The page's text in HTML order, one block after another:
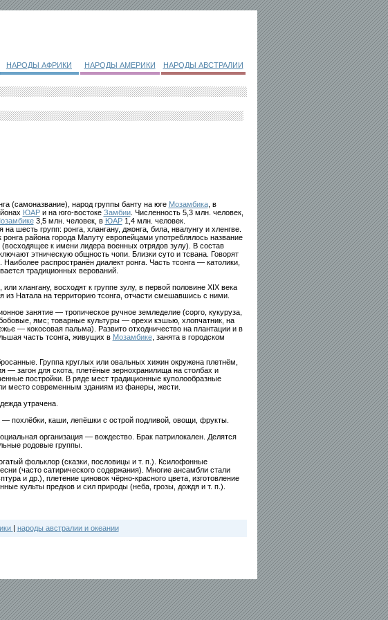
НАРОДЫ АФРИКИ НАРОДЫ АМЕРИКИ НАРОДЫ АВСТРАЛИИ
(самоназвание), народ группы банту на юге Мозамбика, в
ЮАРи на юго-востоке Замбии. Численность 5,3 млн. человек,
3,5 млн. человек, в ЮАР1,4 млн. человек.
на шесть групп: ронга, хлангану, джонга, била, нвалунгу и хленгве.
района города Мапуту европейцами употреблялось название
(восходящее к имени лидера военных отрядов зулу). В состав
этническую общность чопи. Близки суто и тсвана. Говорят
Наиболее распространён диалект ронга. Часть тсонга — католики,
традиционных верований.
или хлангану, восходят к группе зулу, в первой половине XIX века
из Натала на территорию тсонга, отчасти смешавшись с ними.
занятие — тропическое ручное земледелие (сорго, кукуруза,
ямс; товарные культуры — орехи кэшью, хлопчатник, на
— кокосовая пальма). Развито отходничество на плантации и в
часть тсонга, живущих в Мозамбике, занята в городском
Группа круглых или овальных хижин окружена плетнём,
— загон для скота, плетёные зернохранилища на столбах и
постройки. В ряде мест традиционные куполообразные
место современным зданиям из фанеры, жести.
утрачена.
похлёбки, каши, лепёшки с острой подливой, овощи, фрукты.
организация — вождество. Брак патрилокален. Делятся
родовые группы.
фольклор (сказки, пословицы и т. п.). Ксилофонные
(часто сатирического содержания). Многие ансамбли стали
и др.), плетение циновок чёрно-красного цвета, изготовление
культы предков и сил природы (неба, грозы, дождя и т. п.).
| народы австралии и океании